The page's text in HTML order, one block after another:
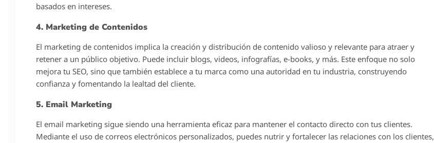
basados en intereses.
4. Marketing de Contenidos
El marketing de contenidos implica la creación y distribución de contenido valioso y relevante para atraer y
retener a un público objetivo. Puede incluir blogs, videos, infografías, e-books, y más. Este enfoque no solo
mejora tu SEO, sino que también establece a tu marca como una autoridad en tu industria, construyendo
confianza y fomentando la lealtad del cliente.
5. Email Marketing
El email marketing sigue siendo una herramienta eficaz para mantener el contacto directo con tus clientes.
Mediante el uso de correos electrónicos personalizados, puedes nutrir y fortalecer las relaciones con los clientes,